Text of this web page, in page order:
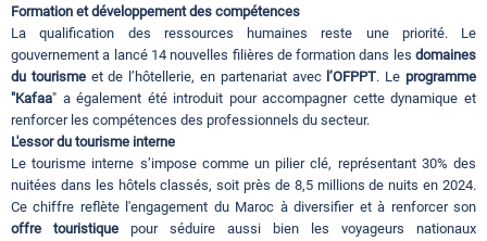
Formation et développement des compétences
La qualification des ressources humaines reste une priorité. Le
gouvernement a lancé 14 nouvelles filières de formation dans les domaines
du tourismeet de l’hôtellerie, en partenariat avec l’OFPPT. Leprogramme
"Kafaa" a également été introduit pour accompagner cette dynamique et
renforcer les compétences des professionnels du secteur.
L'essor du tourisme interne
Le tourisme interne s’impose comme un pilier clé, représentant 30% des
nuitées dans les hôtels classés, soit près de 8,5 millions de nuits en 2024.
Ce chiffre reflète l'engagement du Maroc à diversifier et à renforcer son
offre touristique pour séduire aussi bien les voyageurs nationaux